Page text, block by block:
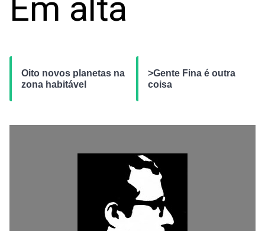
Em alta
Oito novos planetas na
zona habitável
>Gente Fina é outra
coisa